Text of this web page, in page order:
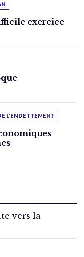
exercice
L'ENDETTEMENT
vers la